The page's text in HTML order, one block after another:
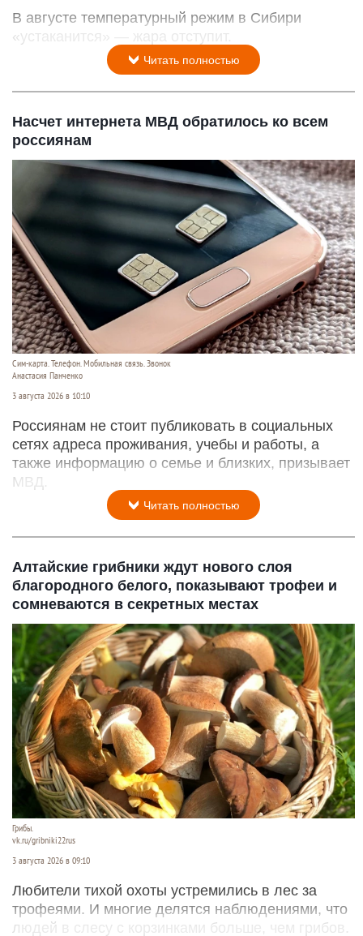
В августе температурный режим в Сибири
«устаканится» — жара отступит.
Читать полностью
Насчет интернета МВД обратилось ко всем
россиянам
Сим-карта. Телефон. Мобильная связь. Звонок
Анастасия Панченко
3 августа 2026 в 10:10
Россиянам не стоит публиковать в социальных
сетях адреса проживания, учебы и работы, а
также информацию о семье и близких, призывает
МВД.
Читать полностью
Алтайские грибники ждут нового слоя
благородного белого, показывают трофеи и
сомневаются в секретных местах
Грибы.
vk.ru/gribniki22rus
3 августа 2026 в 09:10
Любители тихой охоты устремились в лес за
трофеями. И многие делятся наблюдениями, что
людей в слесу с корзинками больше, чем грибов.